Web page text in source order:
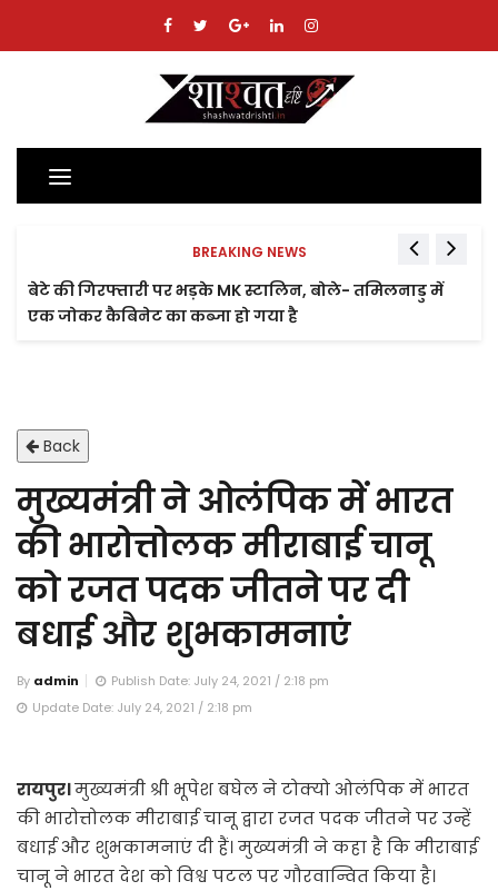
Toggle
navigation
BREAKING NEWS
बेटे की गिरफ्तारी पर भड़के MK स्टालिन, बोले- तमिलनाडु में
एक जोकर कैबिनेट का कब्जा हो गया है
Back
मुख्यमंत्री ने ओलंपिक में भारत
की भारोत्तोलक मीराबाई चानू
को रजत पदक जीतने पर दी
बधाई और शुभकामनाएं
By admin
Publish Date: July 24, 2021 / 2:18 pm
Update Date: July 24, 2021 / 2:18 pm
रायपुर।मुख्यमंत्री श्री भूपेश बघेल ने टोक्यो ओलंपिक में भारत
की भारोत्तोलक मीराबाई चानू द्वारा रजत पदक जीतने पर उन्हें
बधाई और शुभकामनाएं दी हैं। मुख्यमंत्री ने कहा है कि मीराबाई
चानू ने भारत देश को विश्व पटल पर गौरवान्वित किया है।